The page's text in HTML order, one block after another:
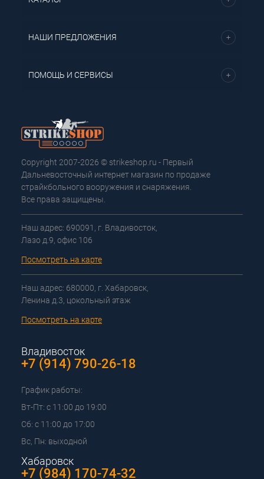
НАШИ ПРЕДЛОЖЕНИЯ
ПОМОЩЬ И СЕРВИСЫ
Copyright 2007-2026 © strikeshop.ru - Первый
Дальневосточный интернет магазин по продаже
страйкбольного вооружения и снаряжения.
Все права защищены.
Наш адрес: 690091, г. Владивосток,
Лазо д.9, офис 106
Посмотреть на карте
Наш адрес: 680000, г. Хабаровск,
Ленина д.3, цокольный этаж
Посмотреть на карте
Владивосток
+7 (914) 790-26-18
График работы:
Вт-Пт: с 11:00 до 19:00
Сб: с 11:00 до 17:00
Вс, Пн: выходной
Хабаровск
+7 (984) 170-74-32